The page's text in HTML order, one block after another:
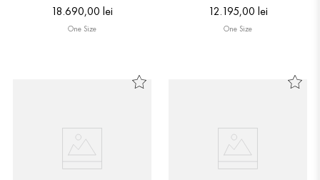
18.690,00 lei
One Size
12.195,00 lei
One Size